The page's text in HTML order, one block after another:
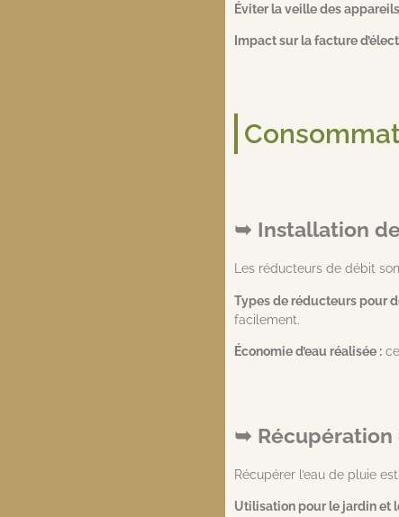
Éviter la veille des
Impact sur la facture
Installation
Les réducteurs de débit
Types de réducteurs pour
facilement.
Économie d’eau réalisée :
Récupération
Récupérer l’eau de pluie
Utilisation pour le jardin et